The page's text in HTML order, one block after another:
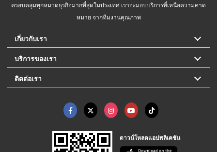
ครอบคลุมทุกหมวดธุรกิจมากที่สุดในประเทศ เราจะมอบบริการที่เหนือความคาด
หมาย จากทีมงานคุณภาพ
เกี่ยวกับเรา
บริการของเรา
ติดต่อเรา
ดาวน์โหลดแอปพลิเคชัน